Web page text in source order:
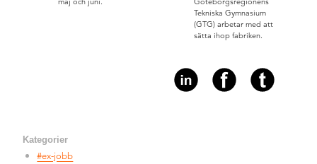
Tekniska Gymnasium
(GTG) arbetar med att
sätta ihop fabriken.
Kategorier
#ex-jobb